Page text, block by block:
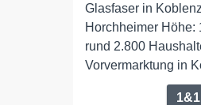
Glasfaser in
Horchheimer Höhe:
rund 2.800
Vorvermarktung in